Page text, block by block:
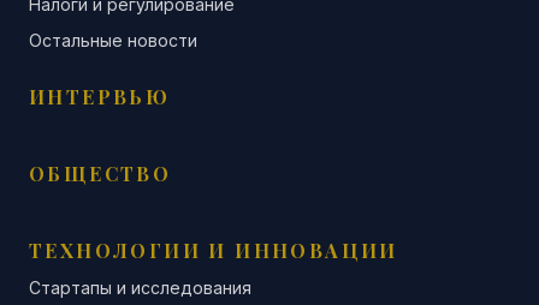
Налоги и регулирование
Остальные новости
ИНТЕРВЬЮ
ОБЩЕСТВО
ТЕХНОЛОГИИ И ИННОВАЦИИ
Стартапы и исследования